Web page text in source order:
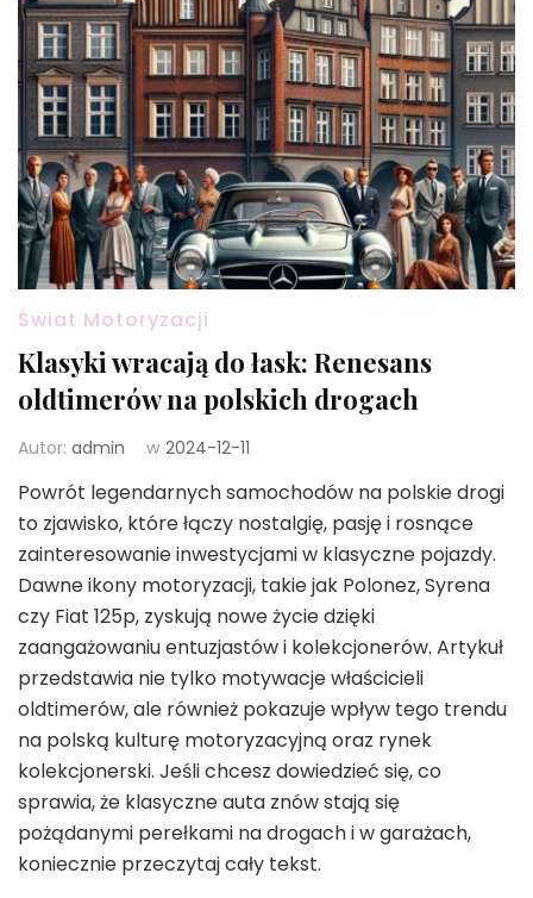
Świat Motoryzacji
Klasyki wracają do łask: Renesans
oldtimerów na polskich drogach
Autor: admin w 2024-12-11
Powrót legendarnych samochodów na polskie drogi
to zjawisko, które łączy nostalgię, pasję i rosnące
zainteresowanie inwestycjami w klasyczne pojazdy.
Dawne ikony motoryzacji, takie jak Polonez, Syrena
czy Fiat 125p, zyskują nowe życie dzięki
zaangażowaniu entuzjastów i kolekcjonerów. Artykuł
przedstawia nie tylko motywacje właścicieli
oldtimerów, ale również pokazuje wpływ tego trendu
na polską kulturę motoryzacyjną oraz rynek
kolekcjonerski. Jeśli chcesz dowiedzieć się, co
sprawia, że klasyczne auta znów stają się
pożądanymi perełkami na drogach i w garażach,
koniecznie przeczytaj cały tekst.